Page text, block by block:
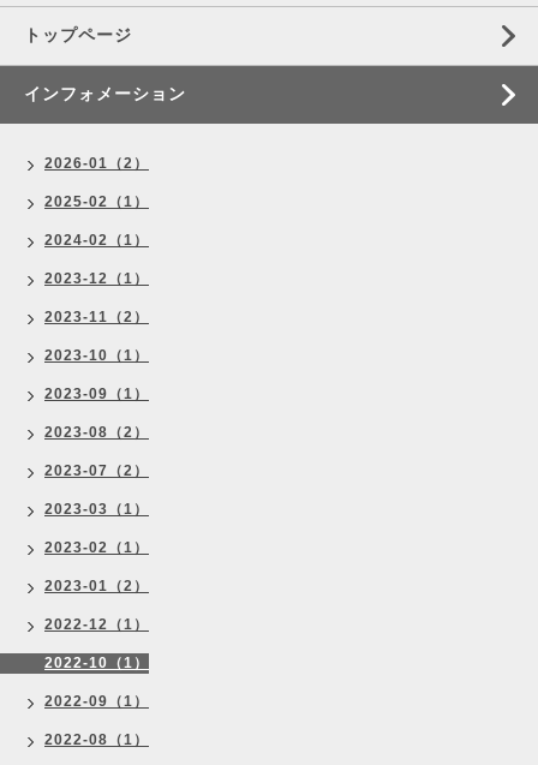
トップページ
インフォメーション
2026-01（2）
2025-02（1）
2024-02（1）
2023-12（1）
2023-11（2）
2023-10（1）
2023-09（1）
2023-08（2）
2023-07（2）
2023-03（1）
2023-02（1）
2023-01（2）
2022-12（1）
2022-10（1）
2022-09（1）
2022-08（1）